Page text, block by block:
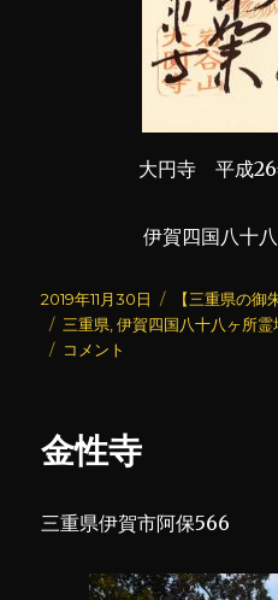
大円寺 平成26
伊賀四国八十
投
稿
日:
2019年11月30日
カ
テ
【三重県の御
タ
グ
三重県 ,伊賀四国八十八ヶ所霊
大
コメント
金性寺
三重県伊賀市阿保566